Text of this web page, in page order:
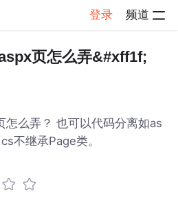
登录 频道
帖子详情
页怎么弄&#xff1f;
怎么弄？ 也可以代码分离如as
不继承Page类。